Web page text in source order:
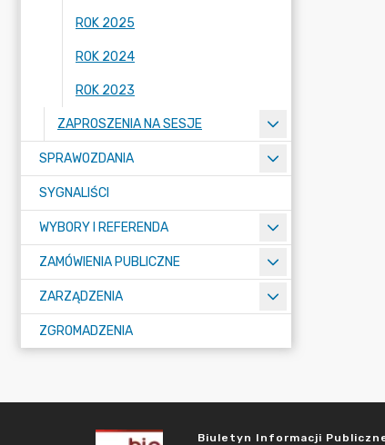
ROK 2025
ROK 2024
ROK 2023
ZAPROSZENIA NA SESJE
SPRAWOZDANIA
SYGNALIŚCI
WYBORY I REFERENDA
ZAMÓWIENIA PUBLICZNE
ZARZĄDZENIA
ZGROMADZENIA
Biuletyn Informacji